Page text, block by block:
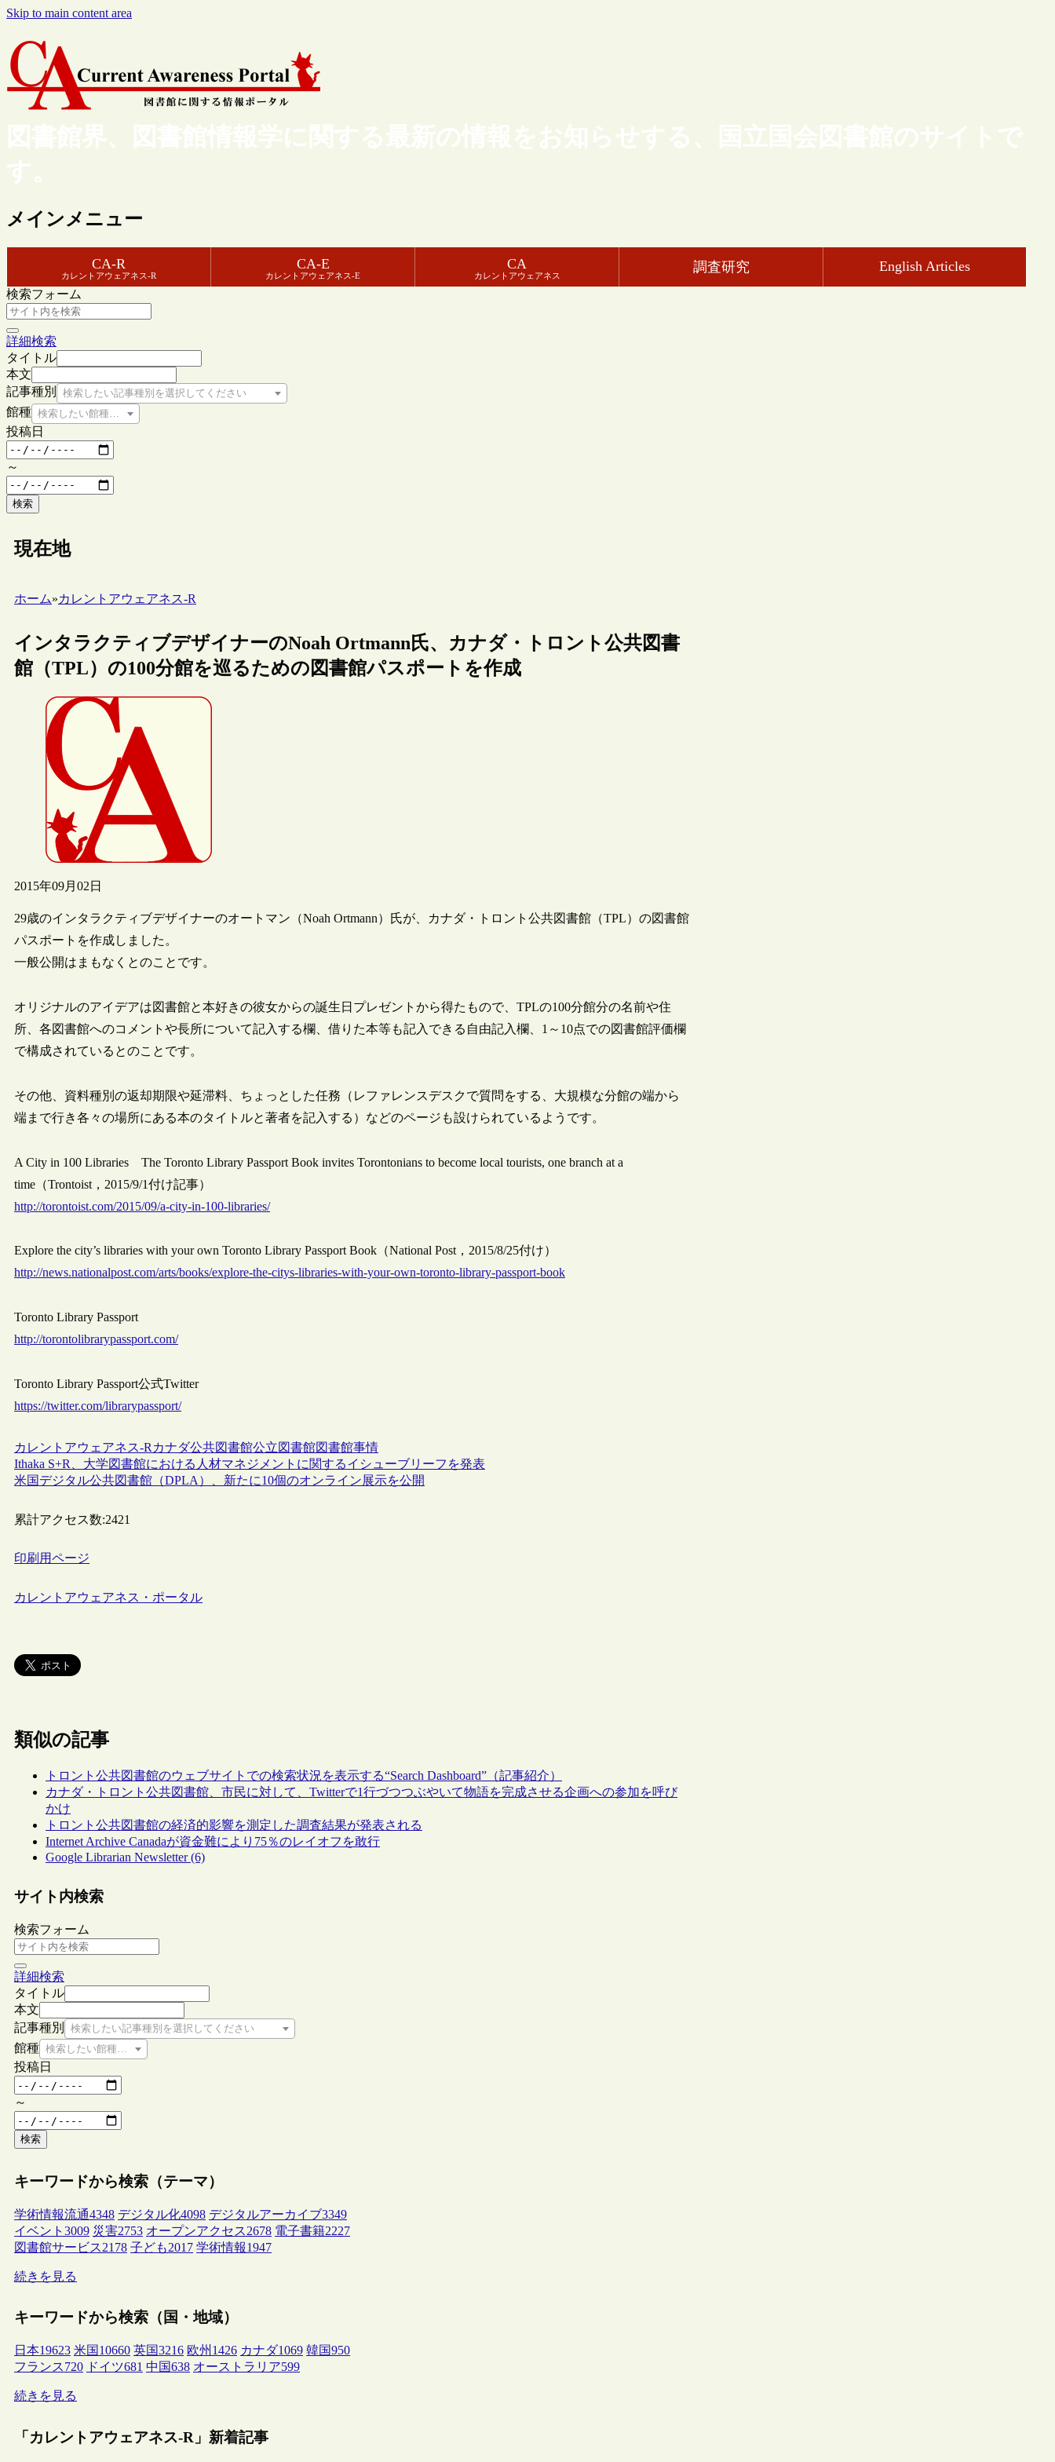
Skip to main content area
図書館界、図書館情報学に関する最新の情報をお知らせする、国立国会図書館のサイトで
す。
メインメニュー
CA-R
カレントアウェアネス-R
CA-E
カレントアウェアネス-E
CA
カレントアウェアネス
調査研究 English Articles
検索フォーム
詳細検索
タイトル
本文
記事種別
検索したい記事種別を選択してください
館種 検索したい館種を選択してください
投稿日
～
検索
現在地
ホーム»カレントアウェアネス-R
インタラクティブデザイナーのNoah Ortmann氏、カナダ・トロント公共図書
館（TPL）の100分館を巡るための図書館パスポートを作成
2015年09月02日
29歳のインタラクティブデザイナーのオートマン（Noah Ortmann）氏が、カナダ・トロント公共図書館（TPL）の図書館
パスポートを作成しました。
一般公開はまもなくとのことです。
オリジナルのアイデアは図書館と本好きの彼女からの誕生日プレゼントから得たもので、TPLの100分館分の名前や住
所、各図書館へのコメントや長所について記入する欄、借りた本等も記入できる自由記入欄、1～10点での図書館評価欄
で構成されているとのことです。
その他、資料種別の返却期限や延滞料、ちょっとした任務（レファレンスデスクで質問をする、大規模な分館の端から
端まで行き各々の場所にある本のタイトルと著者を記入する）などのページも設けられているようです。
A City in 100 Libraries The Toronto Library Passport Book invites Torontonians to become local tourists, one branch at a
time（Trontoist，2015/9/1付け記事）
http://torontoist.com/2015/09/a-city-in-100-libraries/
Explore the city’s libraries with your own Toronto Library Passport Book（National Post，2015/8/25付け）
http://news.nationalpost.com/arts/books/explore-the-citys-libraries-with-your-own-toronto-library-passport-book
Toronto Library Passport
http://torontolibrarypassport.com/
Toronto Library Passport公式Twitter
https://twitter.com/librarypassport/
カレントアウェアネス-R カナダ公共図書館公立図書館図書館事情
Ithaka S+R、大学図書館における人材マネジメントに関するイシューブリーフを発表
米国デジタル公共図書館（DPLA）、新たに10個のオンライン展示を公開
累計アクセス数:2421
印刷用ページ
カレントアウェアネス・ポータル
類似の記事
トロント公共図書館のウェブサイトでの検索状況を表示する“Search Dashboard”（記事紹介）
カナダ・トロント公共図書館、市民に対して、Twitterで1行づつつぶやいて物語を完成させる企画への参加を呼び
かけ
トロント公共図書館の経済的影響を測定した調査結果が発表される
Internet Archive Canadaが資金難により75％のレイオフを敢行
Google Librarian Newsletter (6)
サイト内検索
検索フォーム
詳細検索
タイトル
本文
記事種別
検索したい記事種別を選択してください
館種 検索したい館種を選択してください
投稿日
～
検索
キーワードから検索（テーマ）
学術情報流通4348 デジタル化4098 デジタルアーカイブ3349
イベント 3009 災害2753 オープンアクセス2678 電子書籍2227
図書館サービス2178 子ども2017 学術情報1947
続きを見る
キーワードから検索（国・地域）
日本19623 米国 10660 英国3216 欧州 1426 カナダ1069 韓国950
フランス720 ドイツ681 中国638 オーストラリア599
続きを見る
「カレントアウェアネス-R」新着記事